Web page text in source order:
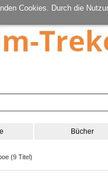
Cookies. Durch die
Bücher
(9 Titel)